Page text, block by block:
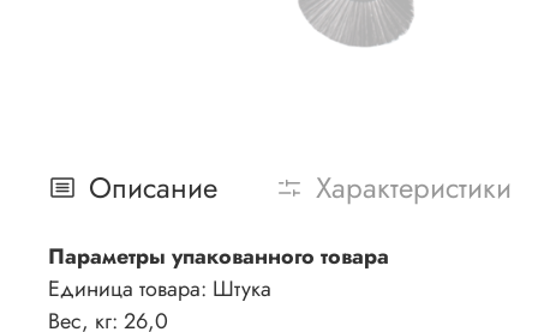
Описание Характеристики
Параметры упакованного товара
Единица товара: Штука
Вес, кг: 26,0